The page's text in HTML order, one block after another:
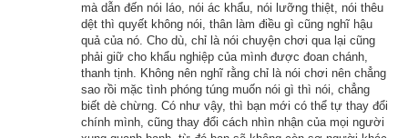
mình sẽ kiếm nhiều tiền hơn, làm giàu dễ dàng hơn.
Cùng lúc ấy, người em cũng có những ý nghĩ bất ngờ trong
đầu: Sao không giết anh đi, lấy tiền của anh thêm vào phần
của mình, thì mọi sự không dễ dàng và thoải mái hơn sao?
Tuy nhiên, cũng gần như đồng thời, trong tâm của cả hai
mà dẫn đến nói láo, nói ác khẩu, nói lưỡng thiệt, nói thêu
dệt thì quyết không nói, thân làm điều gì cũng nghĩ hậu
quả của nó. Cho dù, chỉ là nói chuyện chơi qua lại cũng
phải giữ cho khẩu nghiệp của mình được đoan chánh,
thanh tịnh. Không nên nghĩ rằng chỉ là nói chơi nên chẳng
sao rồi mặc tình phóng túng muốn nói gì thì nói, chẳng
biết dè chừng. Có như vậy, thì bạn mới có thể tự thay đổi
chính mình, cũng thay đổi cách nhìn nhận của mọi người